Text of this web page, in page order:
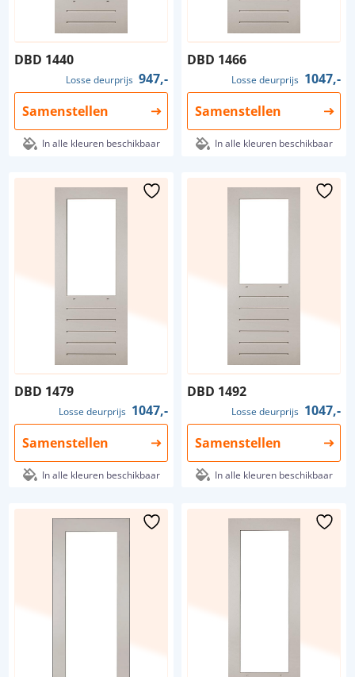
DBD 1440
Losse deurprijs 947,-
Samenstellen
In alle kleuren beschikbaar
DBD 1466
Losse deurprijs 1047,-
Samenstellen
In alle kleuren beschikbaar
DBD 1479
Losse deurprijs 1047,-
Samenstellen
In alle kleuren beschikbaar
DBD 1492
Losse deurprijs 1047,-
Samenstellen
In alle kleuren beschikbaar